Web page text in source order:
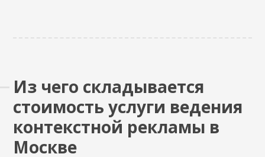
Из чего складывается
стоимость услуги ведения
контекстной рекламы в
Москве